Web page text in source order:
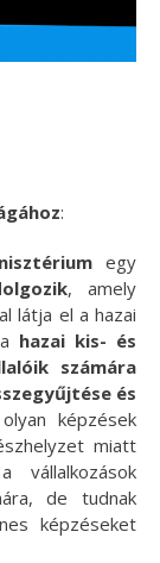
:
egy
, amely
látja el a hazai
hazai kis- és
számára
és
képzések
miatt
vállalkozások
de tudnak
képzéseket